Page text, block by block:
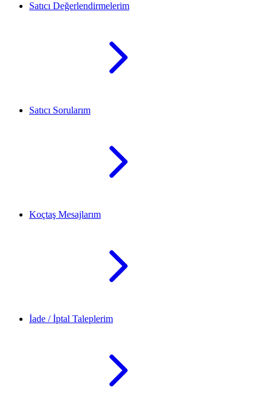
Satıcı Değerlendirmelerim
Satıcı Sorularım
Koçtaş Mesajlarım
İade / İptal Taleplerim